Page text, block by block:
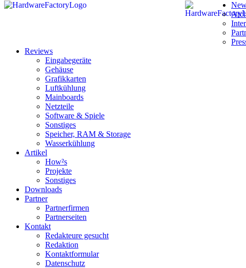
Reviews
Eingabegeräte
Gehäuse
Grafikkarten
Luftkühlung
Mainboards
Netzteile
Software & Spiele
Sonstiges
Speicher, RAM & Storage
Wasserkühlung
Artikel
How²s
Projekte
Sonstiges
Downloads
Partner
Partnerfirmen
Partnerseiten
Kontakt
Redakteure gesucht
Redaktion
Kontaktformular
Datenschutz